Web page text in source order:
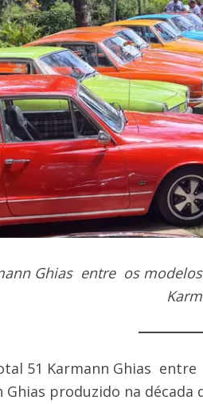
Ghias entre os
51 Karmann Ghias
Ghias produzido na década